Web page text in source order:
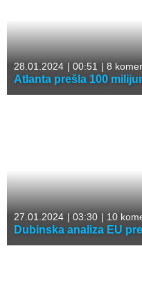
28.01.2024 | 00:51 | 8
Atlanta prešla 100
27.01.2024 | 03:30 | 10
Dubinska analiza EU